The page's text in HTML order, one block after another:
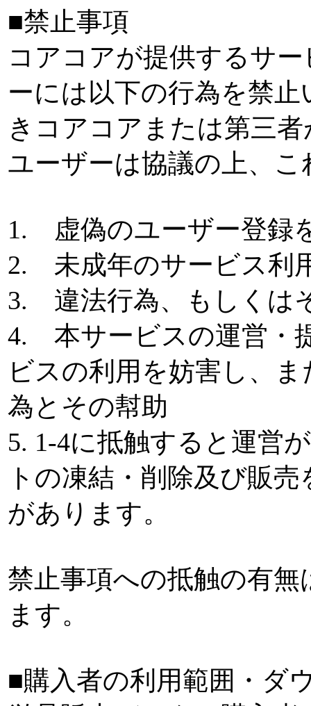
■禁止事項
コアコアが提供するサ
ーには以下の行為を禁
きコアコアまたは第三
ユーザーは協議の上、
1. 虚偽のユーザー登録
2. 未成年のサービス利
3. 違法行為、もしくは
4. 本サービスの運営・
ビスの利用を妨害し、
為とその幇助
5. 1-4に抵触すると運営
トの凍結・削除及び販
があります。
禁止事項への抵触の有
ます。
■購入者の利用範囲・ダ